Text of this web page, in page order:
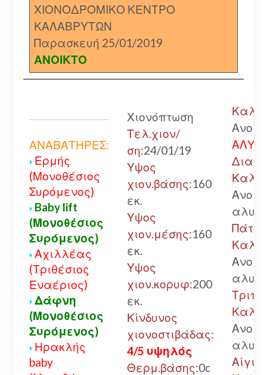
ΧΙΟΝΟΔΡΟΜΙΚΟ ΚΕΝΤΡΟ
ΚΑΛΑΒΡΥΤΩΝ
Παρασκευή 25/01/2019
ΑΝΟΙΚΤΟ
ΑΝΑΒΑΤΗΡΕΣ:
Ερμής
(Μονοθέσιος
Συρόμενος)
Baby lift
(Μονοθέσιος
Συρόμενος)
Αχιλλέας
(Τριθέσιος
Εναέριος)
Δάφνη
(Μονοθέσιος
Συρόμενος)
Ηρακλής
baby
Χιονόπτωση
Τελ.χιον/
ση:24/01/19
Υψος
χιον.βάσης:160
εκ.
Υψος
χιον.μέσης:160
εκ.
Υψος
χιον.κορυφ:200
εκ.
Κίνδυνος
χιονοστιβάδας:
4/5 υψηλός
Θερμ.βάσης:0c
Αίγιο.-